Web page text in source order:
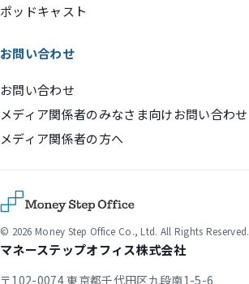
ポッドキャスト
お問い合わせ
お問い合わせ
メディア関係者のみなさま向けお問い合わせ
メディア関係者の方へ
© 2026 Money Step Office Co., Ltd. All Rights Reserved.
マネーステップオフィス株式会社
〒102-0074 東京都千代田区九段南1-5-6